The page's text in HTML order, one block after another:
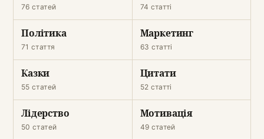
76 статей 74 статті
Політика
71 стаття
Маркетинг
63 статті
Казки
55 статей
Цитати
52 статті
Лідерство
50 статей
Мотивація
49 статей